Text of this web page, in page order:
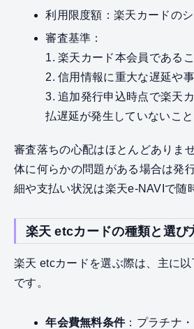
利用限度額：楽天カードの
審査基準：
1. 楽天カード本会員である
2. 信用情報に重大な遅延や
3. 追加発行申込時点で楽天
払遅延が発生していないこと
審査落ちの心配はほとんどありま
体に何らかの問題がある場合は発
細や支払い状況は楽天e-NAVIで随
楽天 etcカードの種類と選び
楽天 etcカードを選ぶ際は、主に
です。
年会費無料条件：プラチナ